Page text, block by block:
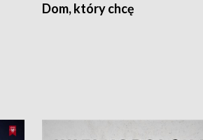
Dom, który chcę